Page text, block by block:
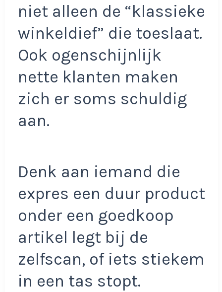
niet alleen de “klassieke
winkeldief” die toeslaat.
Ook ogenschijnlijk
nette klanten maken
zich er soms schuldig
aan.
Denk aan iemand die
expres een duur product
onder een goedkoop
artikel legt bij de
zelfscan, of iets stiekem
in een tas stopt.